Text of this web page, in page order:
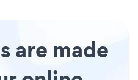
are made